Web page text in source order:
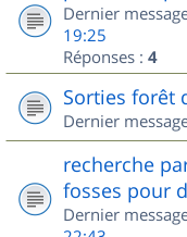
Dernier
19:25
Réponses : 4
Sorties forêt
Dernier
recherche
fosses pour
Dernier